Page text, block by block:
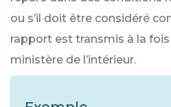
ou s’il doit être considéré
rapport est transmis à la
ministère de l’intérieur.